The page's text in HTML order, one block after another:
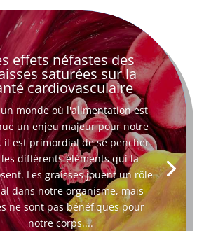
effets néfastes des
saturées sur la
cardiovasculaire
monde où l'alimentation est
un enjeu majeur pour notre
il est primordial de se pencher
différents éléments qui la
Les graisses jouent un rôle
dans notre organisme, mais
ne sont pas bénéfiques pour
notre corps....